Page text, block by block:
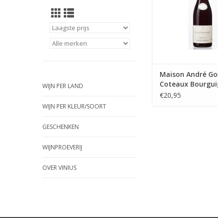
WIJN PER LAND
WIJN PER KLEUR/SOORT
GESCHENKEN
WIJNPROEVERIJ
OVER VINIUS
concentratie met
zachte licht kruidige
echte Pinot
Maison André
Coteaux
Pinot Noir
€20,95